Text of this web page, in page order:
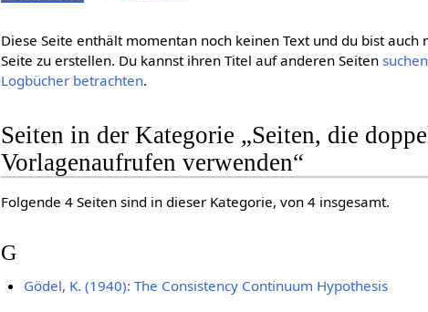
Diese Seite enthält momentan noch keinen Text und du bist auch
Seite zu erstellen. Du kannst ihren Titel auf anderen Seitensuchen
Logbücher betrachten.
Seiten in der Kategorie „Seiten, die
Vorlagenaufrufen verwenden“
Folgende 4 Seiten sind in dieser Kategorie, von 4 insgesamt.
G
Gödel, K. (1940): The Consistency Continuum Hypothesis